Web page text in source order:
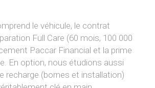
le véhicule, le contrat
Full Care (60 mois, 100 000
Paccar Financial et la prime
En option, nous étudions aussi
recharge (bornes et installation)